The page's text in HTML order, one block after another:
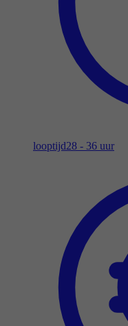
looptijd28 - 36 uur